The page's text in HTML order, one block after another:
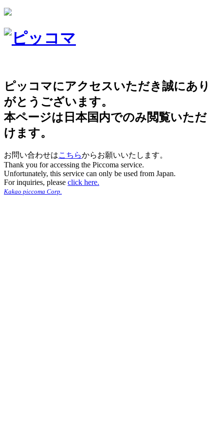
ピッコマにアクセスいただき誠にあり
がとうございます。
本ページは日本国内でのみ閲覧いただ
けます。
お問い合わせはこちらからお願いいたします。
Thank you for accessing the Piccoma service.
Unfortunately, this service can only be used from Japan.
For inquiries, please click here.
Kakao piccoma Corp.